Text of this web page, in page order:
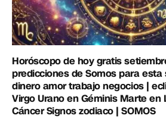
Horóscopo de hoy gratis
predicciones de Somos para esta
dinero amor trabajo negocios |
Virgo Urano en Géminis Marte en
Cáncer Signos zodiaco | SOMOS